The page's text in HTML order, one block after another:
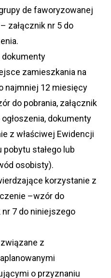
de faworyzowanej
załącznik nr 5 do
dokumenty
zamieszkania na
najmniej 12 miesięcy
do pobrania, załącznik
dokumenty
z właściwej Ewidencji
stałego lub
osobisty).
korzystanie z
–wzór do
nr 7 do niniejszego
z
o przyznaniu